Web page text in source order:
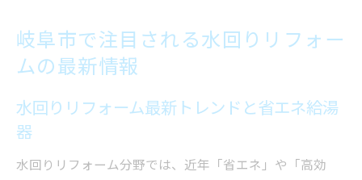
岐阜市で注目される水回りリフォー
ムの最新情報
水回りリフォーム最新トレンドと省エネ給湯
器
水回りリフォーム分野では、近年「省エネ」や「高効